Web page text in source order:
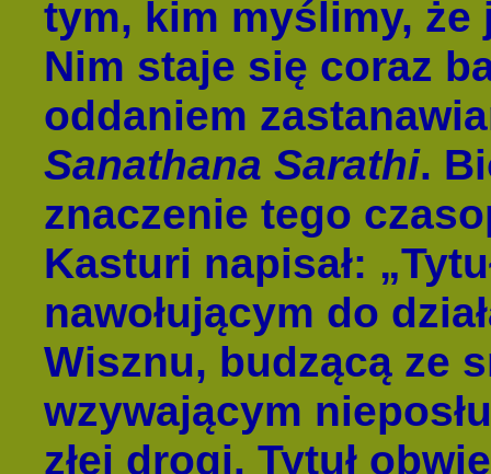
tym, kim myślimy,
Nim staje się coraz
oddaniem
Sanathana Sarathi.
znaczenie tego
Kasturi napisał:
nawołującym do
Wisznu, budzącą ze
wzywającym
złej drogi. Tytuł